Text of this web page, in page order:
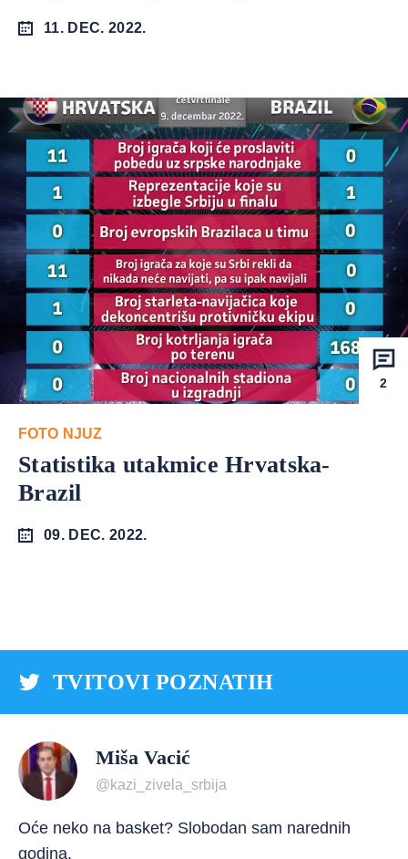
11. DEC. 2022.
2
FOTO NJUZ
Statistika utakmice Hrvatska-
Brazil
09. DEC. 2022.
TVITOVI POZNATIH
Miša Vacić
@kazi_zivela_srbija
Oće neko na basket? Slobodan sam narednih
godina.